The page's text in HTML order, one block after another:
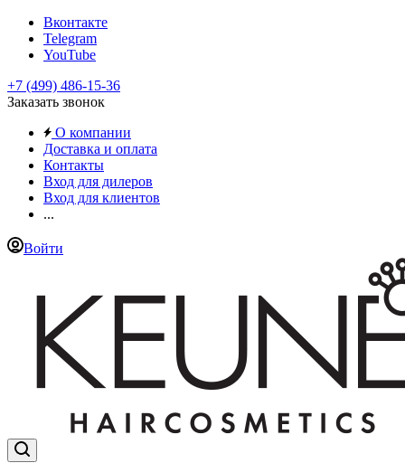
Вконтакте
Telegram
YouTube
+7 (499) 486-15-36
Заказать звонок
О компании
Доставка и оплата
Контакты
Вход для дилеров
Вход для клиентов
...
Войти